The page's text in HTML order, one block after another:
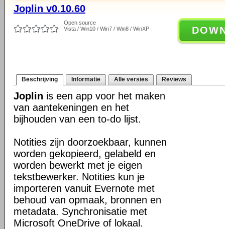
Joplin v0.10.60
Open source
Vista / Win10 / Win7 / Win8 / WinXP
Beschrijving Informatie Alle versies Reviews
Joplin is een app voor het maken
van aantekeningen en het
bijhouden van een to-do lijst.
Notities zijn doorzoekbaar, kunnen
worden gekopieerd, gelabeld en
worden bewerkt met je eigen
tekstbewerker. Notities kun je
importeren vanuit Evernote met
behoud van opmaak, bronnen en
metadata. Synchronisatie met
Microsoft OneDrive of lokaal.